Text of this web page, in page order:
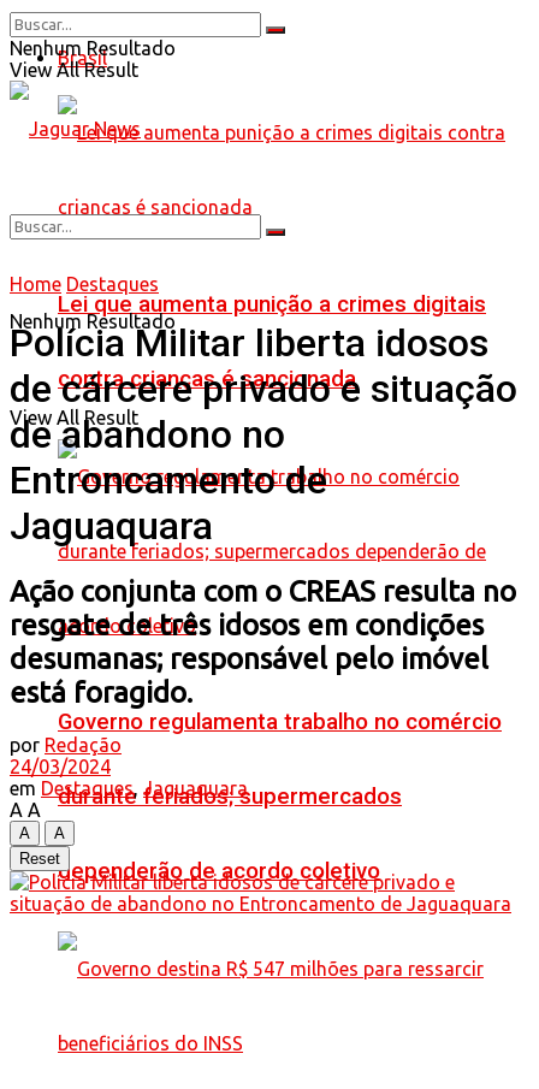
Brasil
Lei que aumenta punição a crimes digitais
contra crianças é sancionada
Governo regulamenta trabalho no comércio
durante feriados; supermercados
dependerão de acordo coletivo
Nenhum Resultado
View All Result
Nenhum Resultado
View All Result
Home Destaques
Polícia Militar liberta idosos
de cárcere privado e situação
de abandono no
Entroncamento de
Jaguaquara
Ação conjunta com o CREAS resulta no
resgate de três idosos em condições
desumanas; responsável pelo imóvel
está foragido.
por Redação
24/03/2024
em Destaques, Jaguaquara
A A
A
A
Reset